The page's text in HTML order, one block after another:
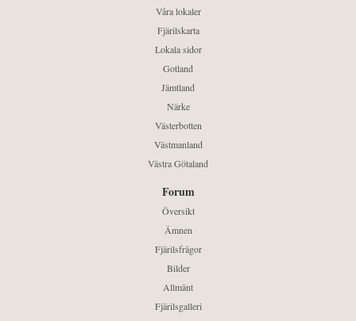
Våra lokaler
Fjärilskarta
Lokala sidor
Gotland
Jämtland
Närke
Västerbotten
Västmanland
Västra Götaland
Forum
Översikt
Ämnen
Fjärilsfrågor
Bilder
Allmänt
Fjärilsgalleri